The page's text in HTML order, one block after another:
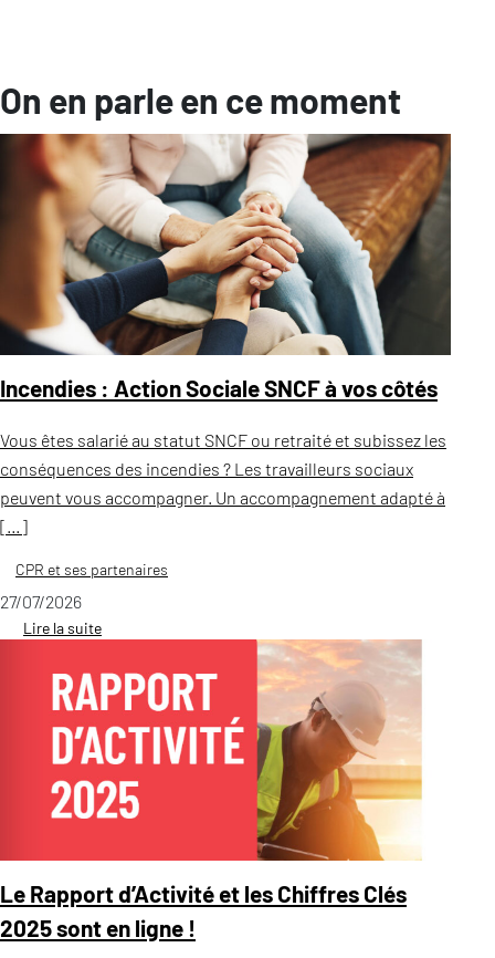
On en parle en ce moment
Incendies : Action Sociale SNCF à vos côtés
Vous êtes salarié au statut SNCF ou retraité et subissez les
conséquences des incendies ? Les travailleurs sociaux
peuvent vous accompagner. Un accompagnement adapté à
[…]
CPR et ses partenaires
27/07/2026
Lire la suite
Le Rapport d’Activité et les Chiffres Clés
2025 sont en ligne !